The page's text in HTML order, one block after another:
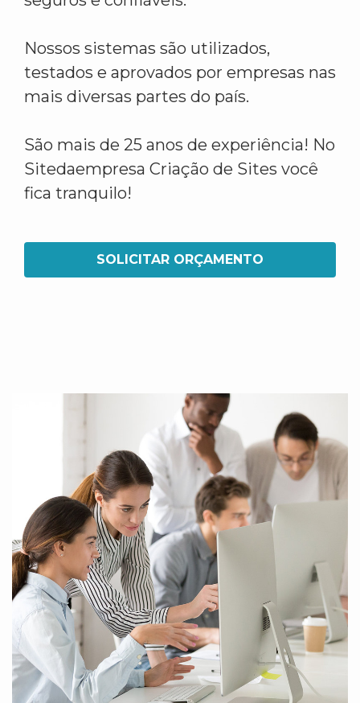
Nossos sistemas são utilizados,
testados e aprovados por empresas nas
mais diversas partes do país.
São mais de 25 anos de experiência! No
Sitedaempresa Criação de Sites você
fica tranquilo!
SOLICITAR ORÇAMENTO